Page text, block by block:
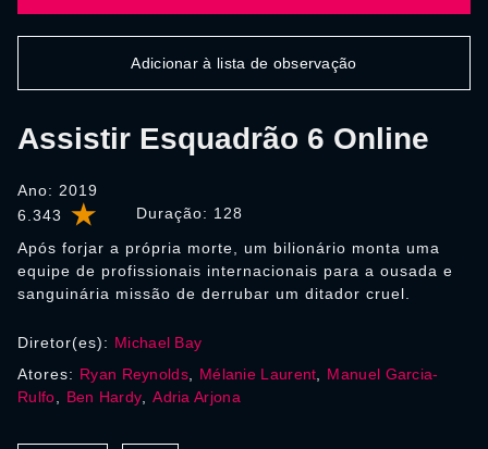
6.343 Duração: 128
Assistir Esquadrão 6 Online
Ano: 2019
Após forjar a própria morte, um bilionário monta uma
equipe de profissionais internacionais para a ousada e
sanguinária missão de derrubar um ditador cruel.
Adicionar à lista de observação
Diretor(es): Michael Bay
Atores: Ryan Reynolds, Mélanie Laurent
Manuel Garcia-
Rulfo
Ben Hardy ,Adria Arjona